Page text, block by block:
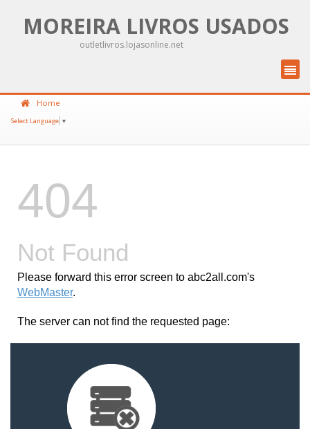
MOREIRA LIVROS USADOS
outletlivros.lojasonline.net
Home
Select Language ▼